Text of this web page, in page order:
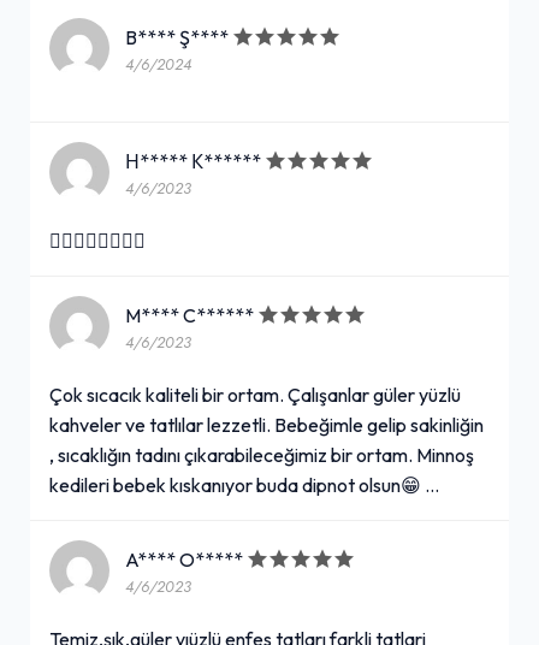
B**** Ş****
4/6/2024
Н***** К******
4/6/2023
👍🏻👍🏻👍🏻👍🏻
M**** C******
4/6/2023
Çok sıcacık kaliteli bir ortam. Çalışanlar güler yüzlü
kahveler ve tatlılar lezzetli. Bebeğimle gelip sakinliğin
, sıcaklığın tadını çıkarabileceğimiz bir ortam. Minnoş
kedileri bebek kıskanıyor buda dipnot olsun😁 …
A**** O*****
4/6/2023
Temiz,şık,güler yıüzlü enfes tatları farkli tatlari